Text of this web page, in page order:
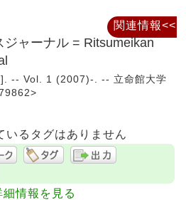
ジャーナル = Ritsumeikan
]. -- Vol. 1 (2007)-. -- 立命館大学
いるタグはありません
細情報を見る
関連情報<<